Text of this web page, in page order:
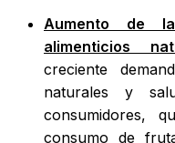
Aumento de
alimenticios
creciente
naturales y
consumidores,
consumo de